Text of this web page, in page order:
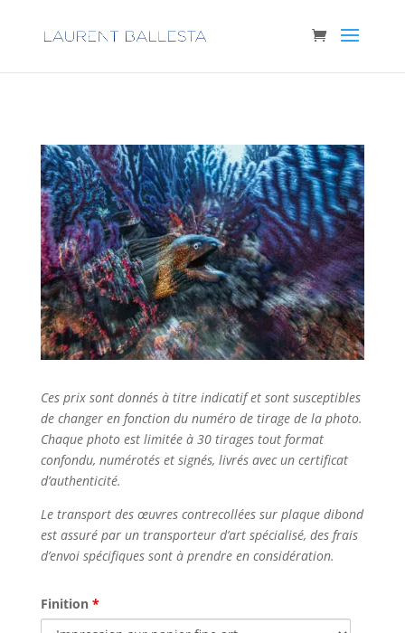
Ces prix sont donnés à titre indicatif et sont susceptibles
de changer en fonction du numéro de tirage de la photo.
Chaque photo est limitée à 30 tirages tout format
confondu, numérotés et signés, livrés avec un certificat
d’authenticité.
Le transport des œuvres contrecollées sur plaque dibond
est assuré par un transporteur d’art spécialisé, des frais
d’envoi spécifiques sont à prendre en considération.
Finition *